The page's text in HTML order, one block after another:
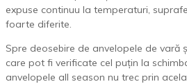
expuse continuu la temperaturi,
foarte diferite.
Spre deosebire de anvelopele de vară
care pot fi verificate cel puțin la
anvelopele all season nu trec prin